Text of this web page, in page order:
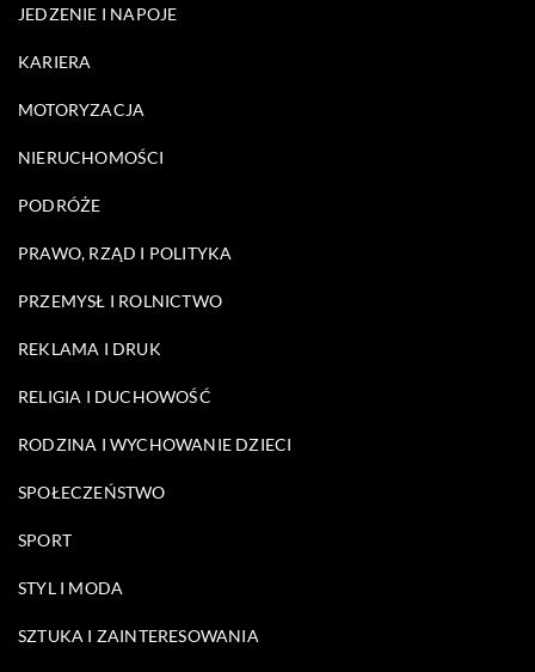
JEDZENIE I NAPOJE
KARIERA
MOTORYZACJA
NIERUCHOMOŚCI
PODRÓŻE
PRAWO, RZĄD I POLITYKA
PRZEMYSŁ I ROLNICTWO
REKLAMA I DRUK
RELIGIA I DUCHOWOŚĆ
RODZINA I WYCHOWANIE DZIECI
SPOŁECZEŃSTWO
SPORT
STYL I MODA
SZTUKA I ZAINTERESOWANIA